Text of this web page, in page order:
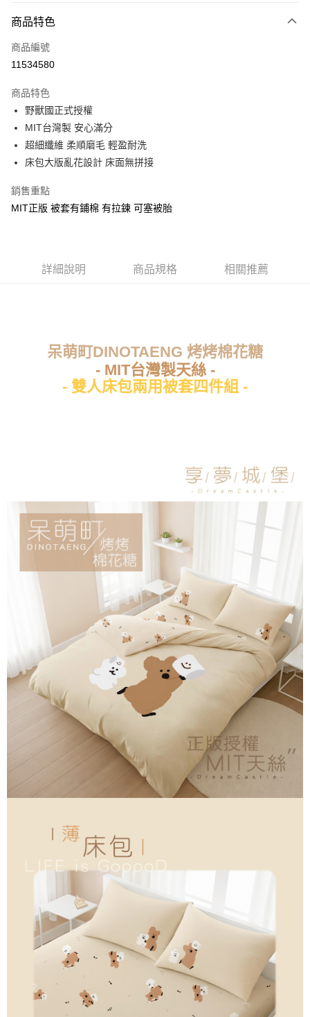
信用卡一次付款
超商取貨付款
Apple Pay
街口支付
悠遊付
Google Pay
ATM付款
全家★依產品說明
每筆NT$80，滿NT$699(含以上)免運費
商品特色
商品編號
11534580
商品特色
野獸國正式授權
MIT台灣製 安心滿分
超細纖維 柔順磨毛 輕盈耐洗
床包大版亂花設計 床面無拼接
銷售重點
MIT正版 被套有鋪棉 有拉鍊 可塞被胎
詳細說明 商品規格 相關推薦
呆萌町DINOTAENG 烤烤棉花糖
- MIT台灣製天絲 -
- 雙人床包兩用被套四件組 -